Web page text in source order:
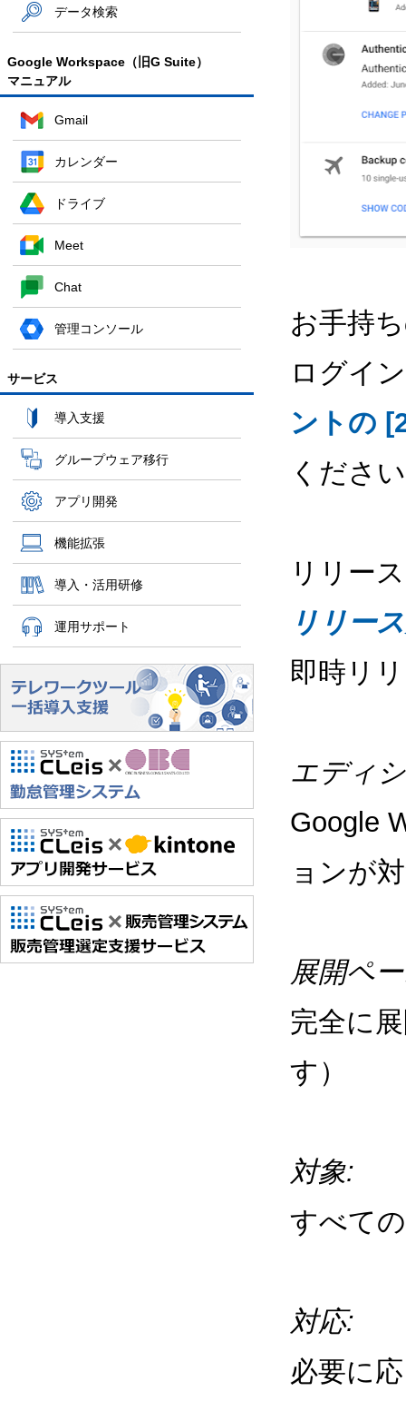
データ検索
Google Workspace（旧G Suite）
マニュアル
Gmail
カレンダー
ドライブ
Meet
Chat
管理コンソール
サービス
導入支援
グループウェア移行
アプリ開発
機能拡張
導入・活用研修
運用サポート
お手持
ログイ
ントの
くださ
リリー
リリー
即時リ
エディ
Google
ョンが
展開ペ
完全に
す）
対象:
すべて
対応:
必要に